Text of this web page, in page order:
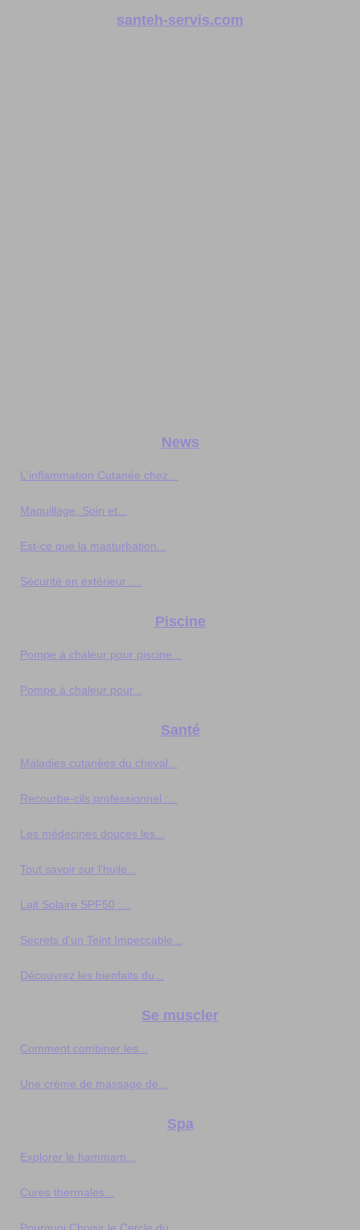
santeh-servis.com
News
L'inflammation Cutanée chez...
Maquillage, Soin et...
Est-ce que la masturbation...
Sécurité en extérieur :...
Piscine
Pompe à chaleur pour piscine...
Pompe à chaleur pour...
Santé
Maladies cutanées du cheval...
Recourbe-cils professionnel :...
Les médecines douces les...
Tout savoir sur l'huile...
Lait Solaire SPF50 :...
Secrets d'un Teint Impeccable...
Découvrez les bienfaits du...
Se muscler
Comment combiner les...
Une crème de massage de...
Spa
Explorer le hammam...
Cures thermales...
Pourquoi Choisir le Cercle du...